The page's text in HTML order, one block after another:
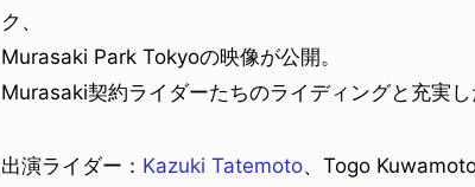
ク、
Murasaki Park Tokyoの映像が公開。
Murasaki契約ライダーたちのライディングと充実し
出演ライダー： Kazuki Tatemoto、Togo